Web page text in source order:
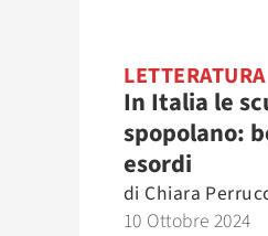
LETTERATURA
In Italia le
spopolano:
esordi
di Chiara
10 Ottobre 2024